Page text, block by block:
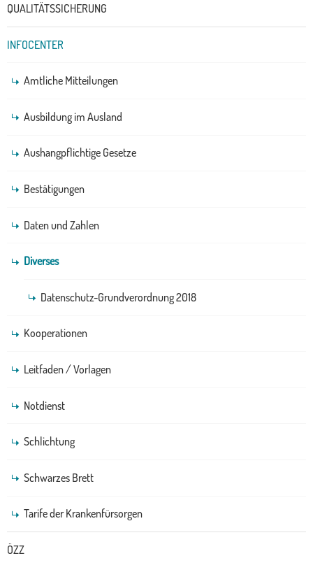
QUALITÄTSSICHERUNG
INFOCENTER
Amtliche Mitteilungen
Ausbildung im Ausland
Aushangpflichtige Gesetze
Bestätigungen
Daten und Zahlen
Diverses
Datenschutz-Grundverordnung 2018
Kooperationen
Leitfaden / Vorlagen
Notdienst
Schlichtung
Schwarzes Brett
Tarife der Krankenfürsorgen
ÖZZ